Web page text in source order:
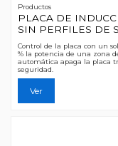
Productos
PLACA DE
SIN PERFILES DE
Control de la placa con un
% la potencia de una zona
automática apaga la placa
seguridad.
Ver